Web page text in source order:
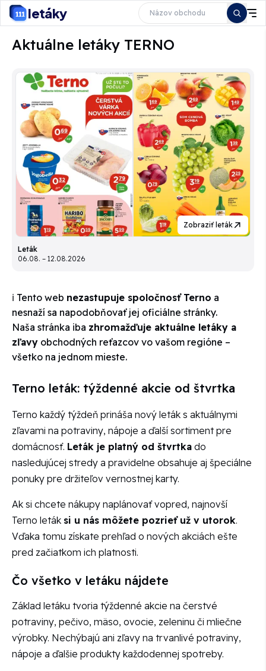
letáky
Aktuálne letáky TERNO
Zobraziť leták
Leták
06.08. – 12.08.2026
ℹ️ Tento web nezastupuje spoločnosť Terno a
nesnaží sa napodobňovať jej oficiálne stránky.
Naša stránka iba zhromažďuje aktuálne letáky a
zľavy obchodných reťazcov vo vašom regióne –
všetko na jednom mieste.
Terno leták: týždenné akcie od štvrtka
Terno každý týždeň prináša nový leták s aktuálnymi
zľavami na potraviny, nápoje a ďalší sortiment pre
domácnosť. Leták je platný od štvrtka do
nasledujúcej stredy a pravidelne obsahuje aj špeciálne
ponuky pre držiteľov vernostnej karty.
Ak si chcete nákupy naplánovať vopred, najnovší
Terno leták si u nás môžete pozrieť už v utorok.
Vďaka tomu získate prehľad o nových akciách ešte
pred začiatkom ich platnosti.
Čo všetko v letáku nájdete
Základ letáku tvoria týždenné akcie na čerstvé
potraviny, pečivo, mäso, ovocie, zeleninu či mliečne
výrobky. Nechýbajú ani zľavy na trvanlivé potraviny,
nápoje a ďalšie produkty každodennej spotreby.